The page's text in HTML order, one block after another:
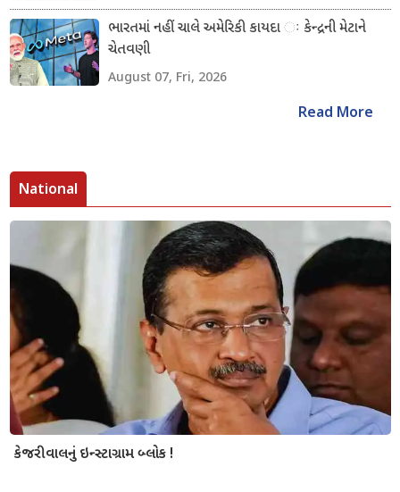
ભારતમાં નહીં ચાલે અમેરિકી કાયદા ઃ કેન્દ્રની મેટાને
ચેતવણી
August 07, Fri, 2026
Read More
National
કેજરીવાલનું ઇન્સ્ટાગ્રામ બ્લોક !